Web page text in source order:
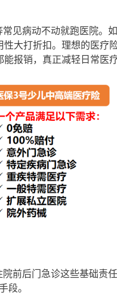
见病动不动就跑医院。
大打折扣。理想的医疗
报销，真正减轻日常医疗
前后门急诊这些基础责
段。